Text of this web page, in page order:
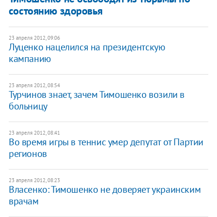
состоянию здоровья
23 апреля 2012, 09:06
Луценко нацелился на президентскую
кампанию
23 апреля 2012, 08:54
Турчинов знает, зачем Тимошенко возили в
больницу
23 апреля 2012, 08:41
Во время игры в теннис умер депутат от Партии
регионов
23 апреля 2012, 08:23
​Власенко: Тимошенко не доверяет украинским
врачам